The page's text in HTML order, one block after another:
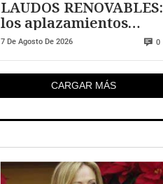
LAUDOS RENOVABLES:
los aplazamientos
pueden multiplicar la
7 De Agosto De 2026 0
CARGAR MÁS